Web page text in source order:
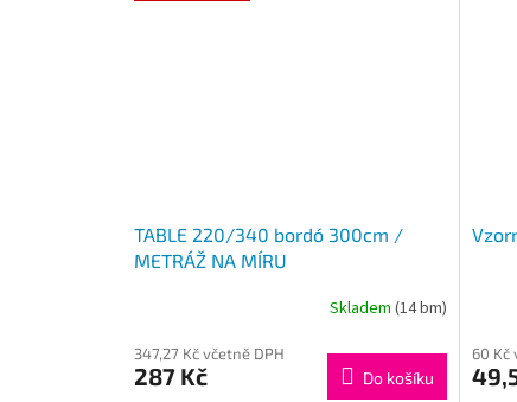
TABLE 220/340 bordó 300cm /
METRÁŽ NA MÍRU
Skladem (14 bm)
347,27 Kč včetně DPH
287 Kč Do košíku
60 Kč